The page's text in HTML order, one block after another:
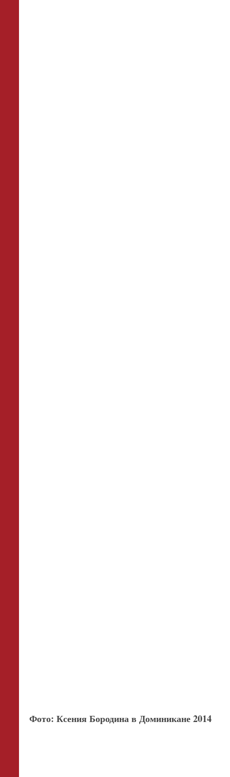
Фото: Ксения Бородина в Доминикане 2014